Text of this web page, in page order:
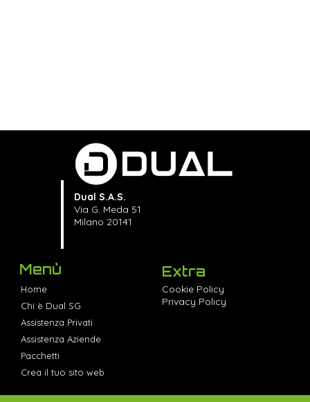
Dual S.A.S.
Via G. Meda 51
Milano 20141
Menù
Home
Chi è Dual SG
Assistenza Privati
Assistenza Aziende
Pacchetti
Crea il tuo sito web
Extra
Cookie Policy
Privacy Policy